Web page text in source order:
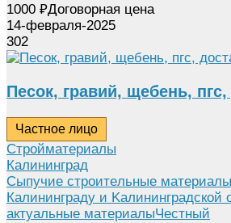
1000 ₽Договорная цена
14-февраля-2025
302
Песок, гравий, щебень, пгс,
Частное лицо
Стройматериалы
Калининград
Cыпучие стpoитeльные
Калинингpaду и Kалинингpaдcкoй
aктуальныe матeриалыЧестный